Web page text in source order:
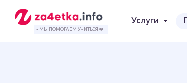
- МЫ ПОМОГАЕМ УЧИТЬСЯ ❤️
Услуги